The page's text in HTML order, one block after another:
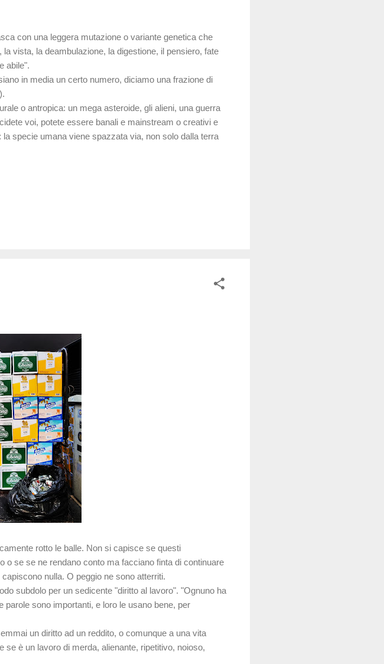
con una leggera mutazione o variante genetica che
vista, la deambulazione, la digestione, il pensiero, fate
abile".
in media un certo numero, diciamo una frazione di
o antropica: un mega asteroide, gli alieni, una guerra
voi, potete essere banali e mainstream o creativi e
specie umana viene spazzata via, non solo dalla terra
rotto le balle. Non si capisce se questi
o se se ne rendano conto ma facciano finta di continuare
nulla. O peggio ne sono atterriti.
subdolo per un sedicente "diritto al lavoro". "Ognuno ha
sono importanti, e loro le usano bene, per
un diritto ad un reddito, o comunque a una vita
è un lavoro di merda, alienante, ripetitivo, noioso,